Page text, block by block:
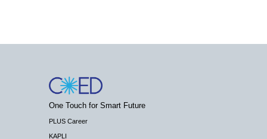
One Touch for Smart Future
PLUS Career
KAPLI